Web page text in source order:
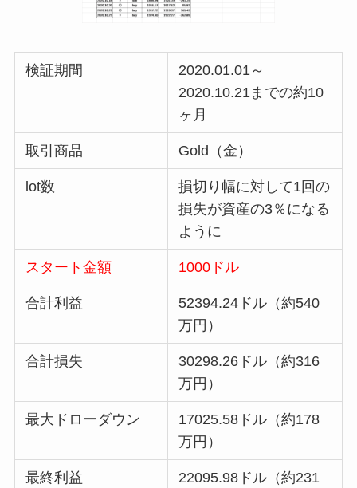
検証期間
2020.01.01～
2020.10.21までの約10
ヶ月
取引商品 Gold（金）
lot数
損切り幅に対して1回の
損失が資産の3％になる
ように
スタート金額 1000ドル
合計利益
52394.24ドル（約540
万円）
合計損失
30298.26ドル（約316
万円）
最大ドローダウン
17025.58ドル（約178
万円）
最終利益
22095.98ドル（約231